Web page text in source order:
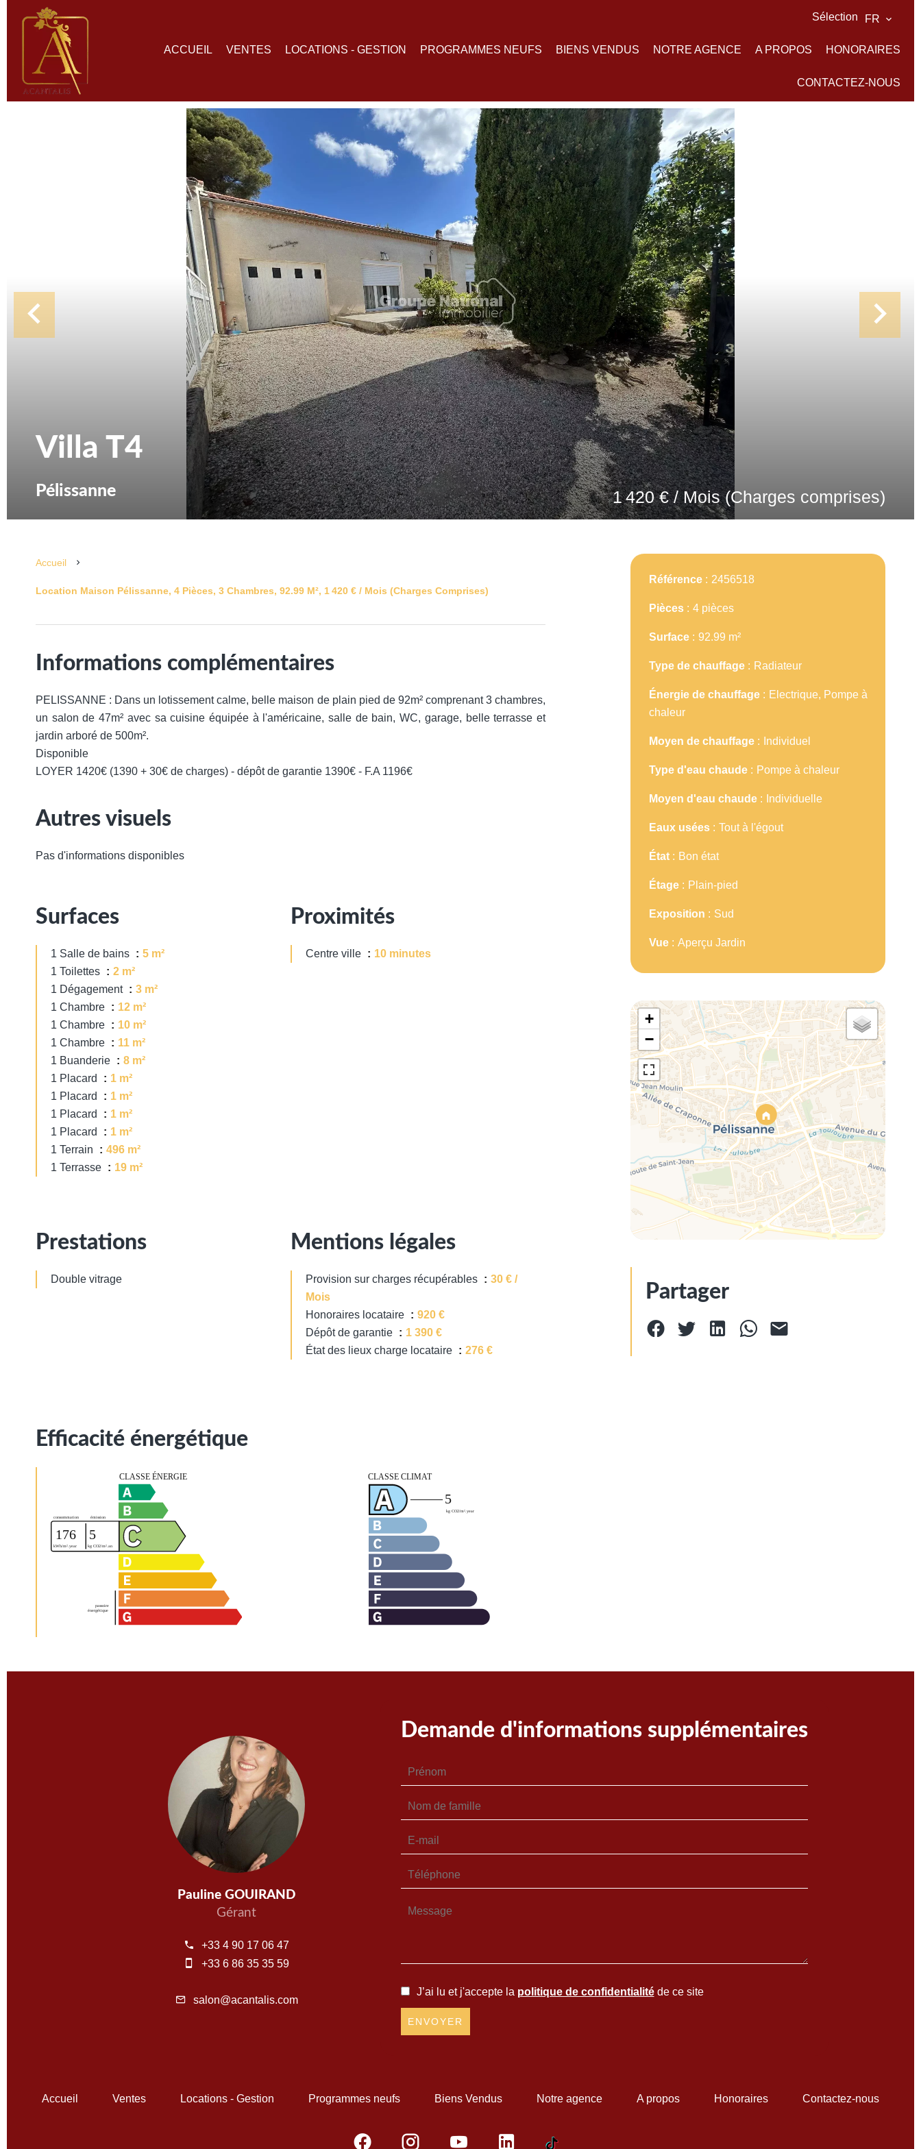
Sélection FR
ACCUEIL VENTES LOCATIONS - GESTION PROGRAMMES NEUFS BIENS VENDUS NOTRE AGENCE A PROPOS HONORAIRES
CONTACTEZ-NOUS
Villa T4
Pélissanne 1 420 € / Mois (Charges comprises)
Accueil
Location Maison Pélissanne, 4 Pièces, 3 Chambres, 92.99 M², 1 420 € / Mois (Charges Comprises)
Informations complémentaires
PELISSANNE : Dans un lotissement calme, belle maison de plain pied de 92m² comprenant 3 chambres,
un salon de 47m² avec sa cuisine équipée à l'américaine, salle de bain, WC, garage, belle terrasse et
jardin arboré de 500m².
Disponible
LOYER 1420€ (1390 + 30€ de charges) - dépôt de garantie 1390€ - F.A 1196€
Autres visuels
Pas d'informations disponibles
Surfaces
1 Salle de bains
5 m²
1 Toilettes
2 m²
1 Dégagement
3 m²
1 Chambre
12 m²
1 Chambre
10 m²
1 Chambre
11 m²
1 Buanderie
8 m²
1 Placard
1 m²
1 Placard
1 m²
1 Placard
1 m²
1 Placard
1 m²
1 Terrain
496 m²
1 Terrasse
19 m²
Proximités
Centre ville 10 minutes
Prestations
Double vitrage
Mentions légales
Provision sur charges récupérables
30 € /
Mois
Honoraires locataire
920 €
Dépôt de garantie
1 390 €
État des lieux charge locataire
276 €
Efficacité énergétique
Référence 2456518
Pièces 4 pièces
Surface 92.99 m²
Type de chauffage Radiateur
Énergie de chauffage
Electrique, Pompe à
chaleur
Moyen de chauffage Individuel
Type d'eau chaude Pompe à chaleur
Moyen d'eau chaude Individuelle
Eaux usées Tout à l'égout
État Bon état
Étage Plain-pied
Exposition Sud
Vue Aperçu Jardin
+
−
Partager
Pauline GOUIRAND
Gérant
+33 4 90 17 06 47
+33 6 86 35 35 59
salon@acantalis.com
Demande d'informations supplémentaires
J’ai lu et j'accepte la politique de confidentialitéde ce site
ENVOYER
Accueil Ventes Locations - Gestion Programmes neufs Biens Vendus Notre agence A propos Honoraires Contactez-nous